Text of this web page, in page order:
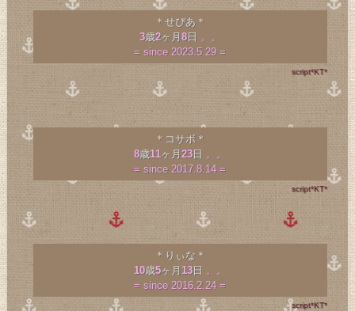
＊せぴあ＊
3歳2ヶ月8日 。。
= since 2023.5.29 =
script*KT*
＊コサボ＊
8歳11ヶ月23日 。。
= since 2017.8.14 =
script*KT*
＊りぃな＊
10歳5ヶ月 13日 。。
= since 2016.2.24 =
script*KT*